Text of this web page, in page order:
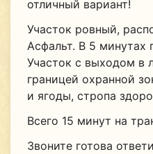
отличный вариант!
Участок ровный,
Асфальт. В 5 минутах
Участок с выходом в
границей охранной
и ягоды, стропа
Всего 15 минут на
Звоните готова